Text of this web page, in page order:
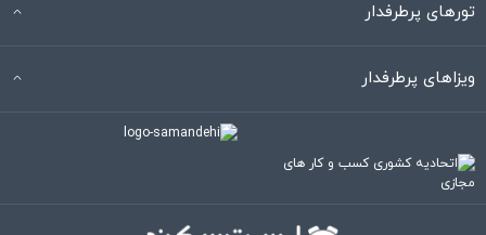
تورهای پرطرفدار
ویزاهای پرطرفدار